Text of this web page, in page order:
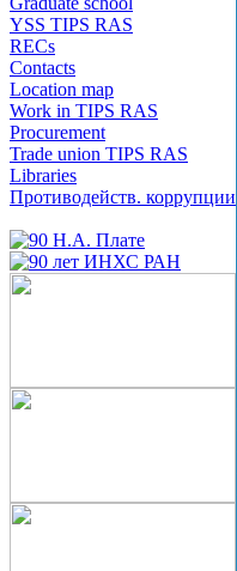
YSS TIPS RAS
RECs
Contacts
Location map
Work in TIPS RAS
Procurement
Trade union TIPS RAS
Libraries
Противодейств. коррупции